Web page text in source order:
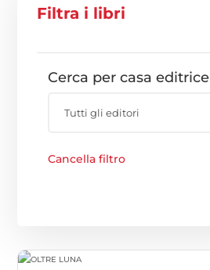
Filtra i libri
Cerca per casa editrice
Cancella filtro